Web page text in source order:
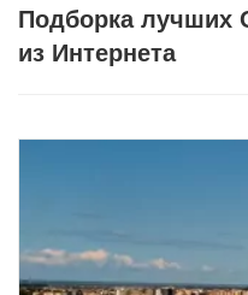
Подборка
из Интернета